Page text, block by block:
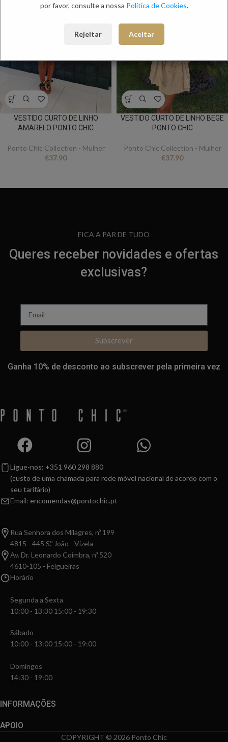
VESTIDO CURTO DE LINHO
AMARELO PONTO CHIC
Ponto Chic Collection - Mulher
€37.90
VESTIDO CURTO DE LINHO BEGE
PONTO CHIC
Ponto Chic Collection - Mulher
€37.90
FICA A PAR DE TUDO
Queres receber novidades e ofertas
exclusivas?
Subscrever
Ganha 10% de desconto ao subscrever pela primeira vez
Ligue-nos: +351 960 298 880
(custo de uma chamada para rede móvel nacional de acordo com o
seu tarifário)
Email: encomendas@pontochic.pt
Rua Senhora dos Milagres, nº 199
4815 - 445 S.º João - Vizela
Av. Dr. Leonardo Coimbra, nº 520
4610-105 - Felgueiras
Horário
Segunda a Sexta
10:00 - 13:30 15:00 - 19:30
Sábado
10:00 - 13:00 15:00 - 19:00
Domingos
14:30 - 19:00
INFORMAÇÕES
APOIO
COPYRIGHT © 2026 Ponto Chic
por favor, consulte a nossa Política de Cookies.
Rejeitar Aceitar